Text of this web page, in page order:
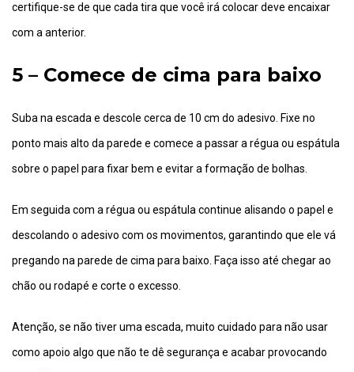
certifique-se de que cada tira que você irá colocar deve encaixar
com a anterior.
5 – Comece de cima para baixo
Suba na escada e descole cerca de 10 cm do adesivo. Fixe no
ponto mais alto da parede e comece a passar a régua ou espátula
sobre o papel para fixar bem e evitar a formação de bolhas.
Em seguida com a régua ou espátula continue alisando o papel e
descolando o adesivo com os movimentos, garantindo que ele vá
pregando na parede de cima para baixo. Faça isso até chegar ao
chão ou rodapé e corte o excesso.
Atenção, se não tiver uma escada, muito cuidado para não usar
como apoio algo que não te dê segurança e acabar provocando